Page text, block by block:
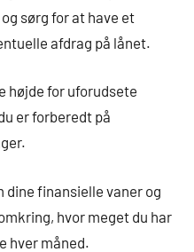
sørg for at have et
afdrag på lånet.
højde for uforudsete
er forberedt på
finansielle vaner og
hvor meget du har
hver måned.